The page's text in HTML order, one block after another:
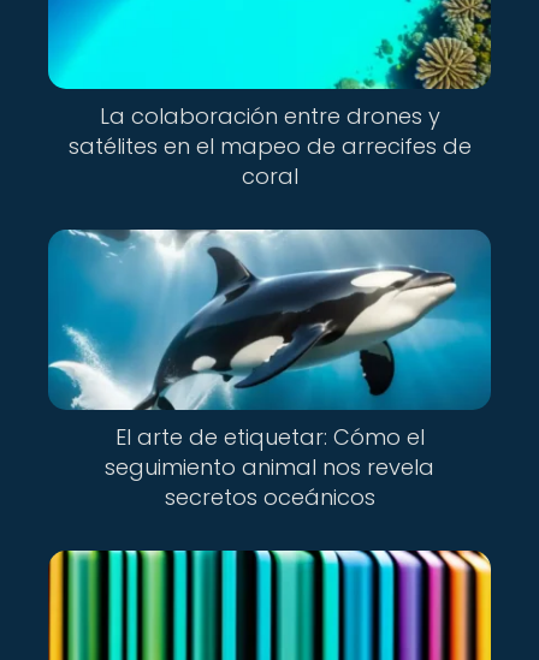
La colaboración entre drones y
satélites en el mapeo de arrecifes de
coral
El arte de etiquetar: Cómo el
seguimiento animal nos revela
secretos oceánicos